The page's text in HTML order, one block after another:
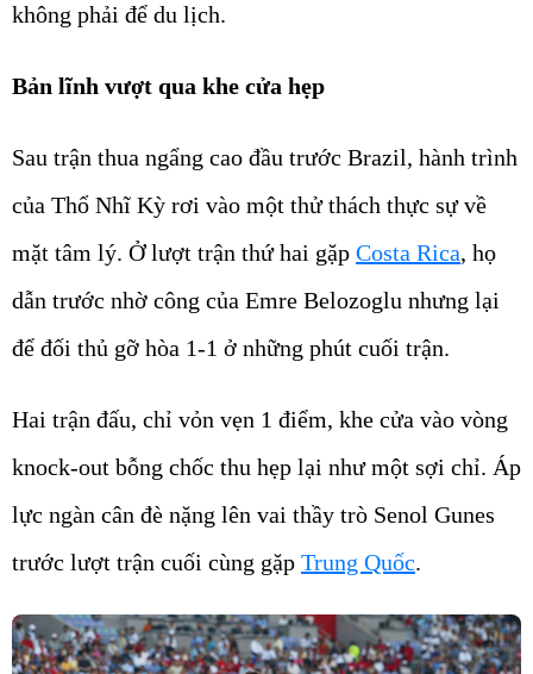
không phải để du lịch.
Bản lĩnh vượt qua khe cửa hẹp
Sau trận thua ngẩng cao đầu trước Brazil, hành trình
của Thổ Nhĩ Kỳ rơi vào một thử thách thực sự về
mặt tâm lý. Ở lượt trận thứ hai gặp Costa Rica, họ
dẫn trước nhờ công của Emre Belozoglu nhưng lại
để đối thủ gỡ hòa 1-1 ở những phút cuối trận.
Hai trận đấu, chỉ vỏn vẹn 1 điểm, khe cửa vào vòng
knock-out bỗng chốc thu hẹp lại như một sợi chỉ. Áp
lực ngàn cân đè nặng lên vai thầy trò Senol Gunes
trước lượt trận cuối cùng gặp Trung Quốc.